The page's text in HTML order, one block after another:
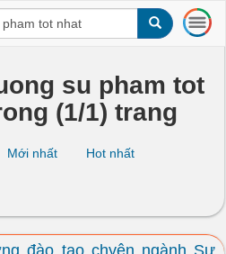
T
o
l
a
t
i
su pham tot
(1/1) trang
Mới nhất Hot nhất
đào tạo chyên ngành Sư